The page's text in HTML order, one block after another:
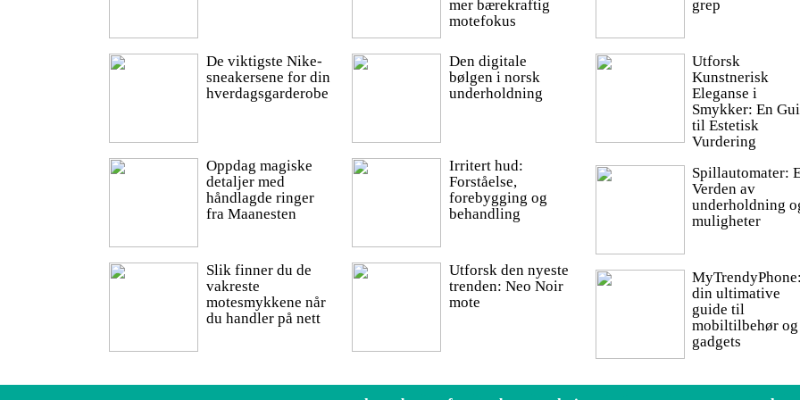
De viktigste Nike-
sneakersene for din
hverdagsgarderobe
Oppdag magiske
detaljer med
håndlagde ringer
fra Maanesten
Slik finner du de
vakreste
motesmykkene når
du handler på nett
mer bærekraftig
motefokus
Den digitale
bølgen i norsk
underholdning
Irritert hud:
Forståelse,
forebygging og
behandling
Utforsk den nyeste
trenden: Neo Noir
mote
grep
Utforsk
Kunstnerisk
Eleganse i
Smykker: En
til Estetisk
Vurdering
Spillautomater:
Verden av
underholdning
muligheter
MyTrendyPhone:
din ultimative
guide til
mobiltilbehør og
gadgets